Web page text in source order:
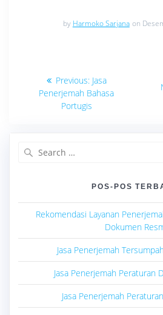
by Harmoko Sarjana on
Navigasi
pos
Previous: Previous
post:
Jasa
Penerjemah Bahasa
Portugis
POS-POS
Rekomendasi Layanan
Dokumen
Jasa Penerjemah
Jasa Penerjemah Peraturan
Jasa Penerjemah